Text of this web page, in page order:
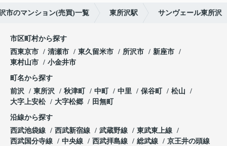
市のマンション(売買)一覧 東所沢駅 サンヴェール東所沢
市区町村から探す
西東京市
清瀬市 東久留米市 所沢市
新座市
東村山市
小金井市
町名から探す
前沢
東所沢 秋津町 中町 中里 保谷町
松山
大字上安松
大字松郷 田無町
沿線から探す
西武池袋線
西武新宿線 武蔵野線
東武東上線
西武国分寺線
中央線 西武拝島線 総武線 京王井の頭線